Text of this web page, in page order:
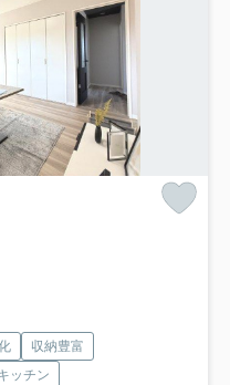
収納豊富
ッチン